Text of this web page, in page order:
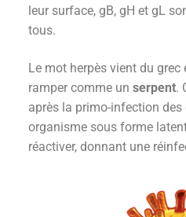
leur surface, gB, gH et gL
tous.
Le mot herpès vient du grec
ramper comme un serpent.
après la primo-infection
organisme sous forme
réactiver, donnant une